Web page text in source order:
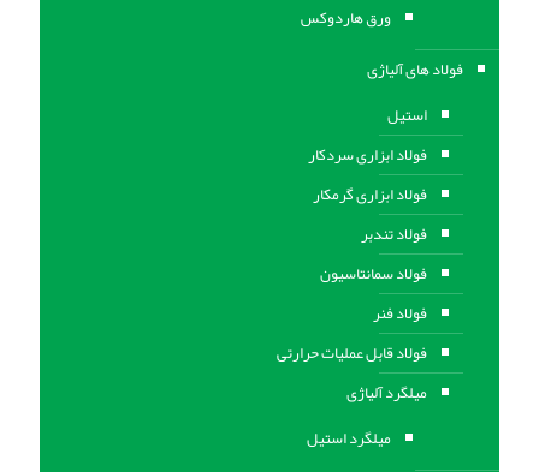
ورق هاردوکس
فولاد های آلیاژی
استیل
فولاد ابزاری سردکار
فولاد ابزاری گرمکار
فولاد تندبر
فولاد سمانتاسیون
فولاد فنر
فولاد قابل عملیات حرارتی
ميلگرد آلیاژی
میلگرد استیل